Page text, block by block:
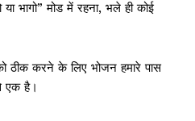
भागो” मोड में रहना, भले ही कोई
ठीक करने के लिए भोजन हमारे पास
एक है।